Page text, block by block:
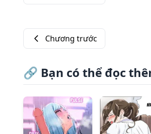
Chương trước
🔗 Bạn có thể đọc